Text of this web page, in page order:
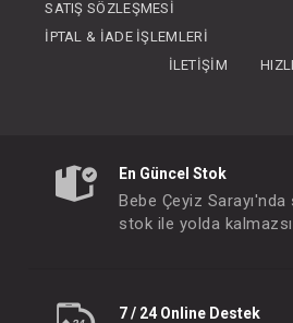
SATIŞ SÖZLEŞMESI
İPTAL & İADE İŞLEMLERI
İLETIŞIM
En Güncel Stok
Bebe Çeyiz
stok ile yolda
7 / 24 Online Destek